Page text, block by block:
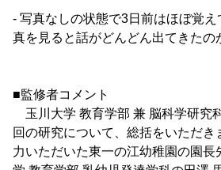
- 写真なしの状態で3日前はほぼ覚
真を見ると話がどんどん出てきたの
■監修者コメント
玉川大学 教育学部 兼 脳科学研究
回の研究について、総括をいただき
力いただいた東一の江幼稚園の園長